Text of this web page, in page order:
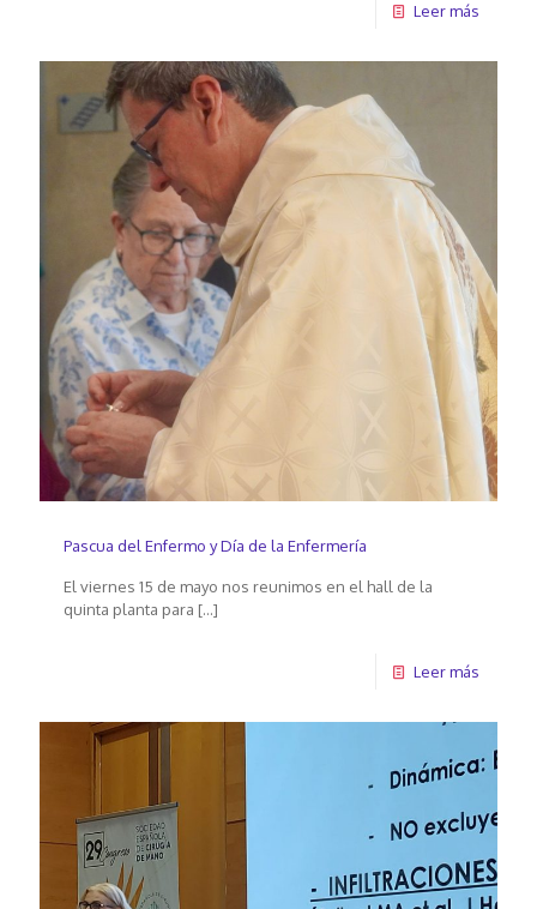
Leer más
Pascua del Enfermo y Día de la Enfermería
El viernes 15 de mayo nos reunimos en el hall de la
quinta planta para […]
Leer más